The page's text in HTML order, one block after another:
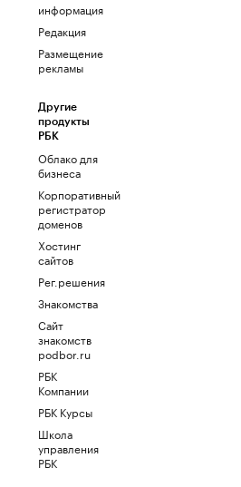
информация
Редакция
Размещение
рекламы
Другие
продукты
РБК
Облако для
бизнеса
Корпоративный
регистратор
доменов
Хостинг
сайтов
Рег.решения
Знакомства
Сайт
знакомств
podbor.ru
РБК
Компании
РБК Курсы
Школа
управления
РБК